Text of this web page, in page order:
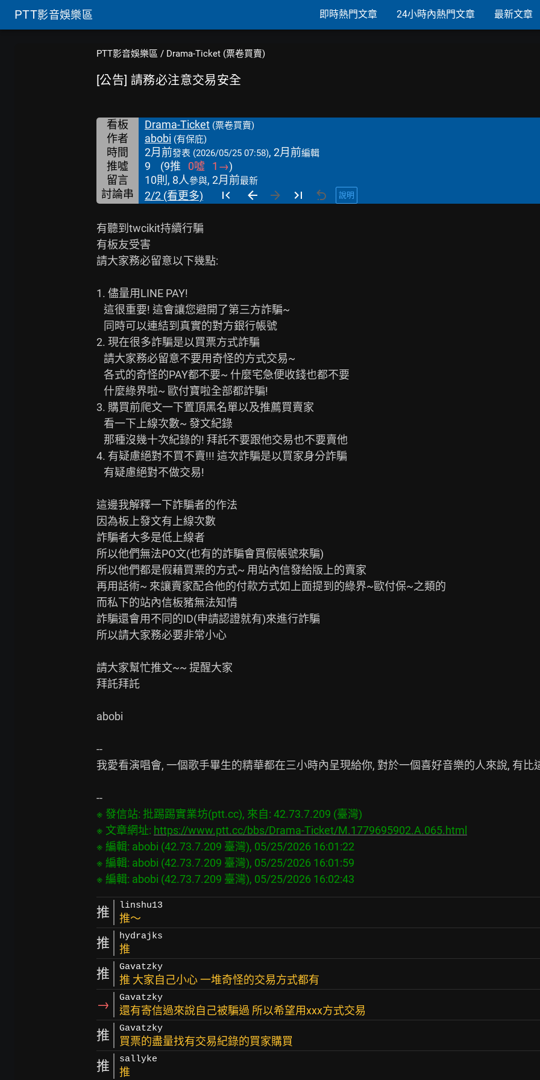
PTT影音娛樂區 即時熱門文章 24小時內熱門文章 最新文章
PTT影音娛樂區 / Drama-Ticket (票卷買賣)
[公告] 請務必注意交易安全
看板 Drama-Ticket (票卷買賣)
作者 abobi (有保庇)
時間 2月前發表 (2026/05/25 07:58), 2月前編輯
推噓 9 (9推 0噓 1 →)
留言
10則, 8人參與, 2月前最新
討論串 2/2 (看更多) 說明
有聽到twcikit持續行騙
有板友受害
請大家務必留意以下幾點:
1. 儘量用LINE PAY!
2. 現在很多詐騙是以買票方式詐騙
3. 購買前爬文一下置頂黑名單以及推薦買賣家
4. 有疑慮絕對不買不賣!!! 這次詐騙是以買家身分詐騙
這邊我解釋一下詐騙者的作法
因為板上發文有上線次數
詐騙者大多是低上線者
所以他們無法PO文(也有的詐騙會買假帳號來騙)
所以他們都是假藉買票的方式~ 用站內信發給版上的賣家
再用話術~ 來讓賣家配合他的付款方式如上面提到的綠界~歐付保~之類的
而私下的站內信板豬無法知情
詐騙還會用不同的ID(申請認證就有)來進行詐騙
所以請大家務必要非常小心
請大家幫忙推文~~ 提醒大家
拜託拜託
abobi
--
我愛看演唱會, 一個歌手畢生的精華都在三小時內呈現給你, 對於一個喜好音樂的人來說, 有比
※ 發信站: 批踢踢實業坊(ptt.cc), 來自: 42.73.7.209 (臺灣)
※ 文章網址: https://www.ptt.cc/bbs/Drama-Ticket/M.1779695902.A.065.html
※ 編輯: abobi (42.73.7.209 臺灣), 05/25/2026 16:01:22
※ 編輯: abobi (42.73.7.209 臺灣), 05/25/2026 16:01:59
推 linshu13
推～
推 hydrajks
推
推 Gavatzky
推 大家自己小心 一堆奇怪的交易方式都有
→ Gavatzky
還有寄信過來說自己被騙過 所以希望用xxx方式交易
推 Gavatzky
買票的盡量找有交易紀錄的買家購買
推 sallyke
推